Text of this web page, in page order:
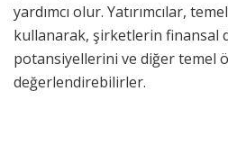
yardımcı olur. Yatırımcılar,
kullanarak, şirketlerin finansal
potansiyellerini ve diğer temel
değerlendirebilirler.